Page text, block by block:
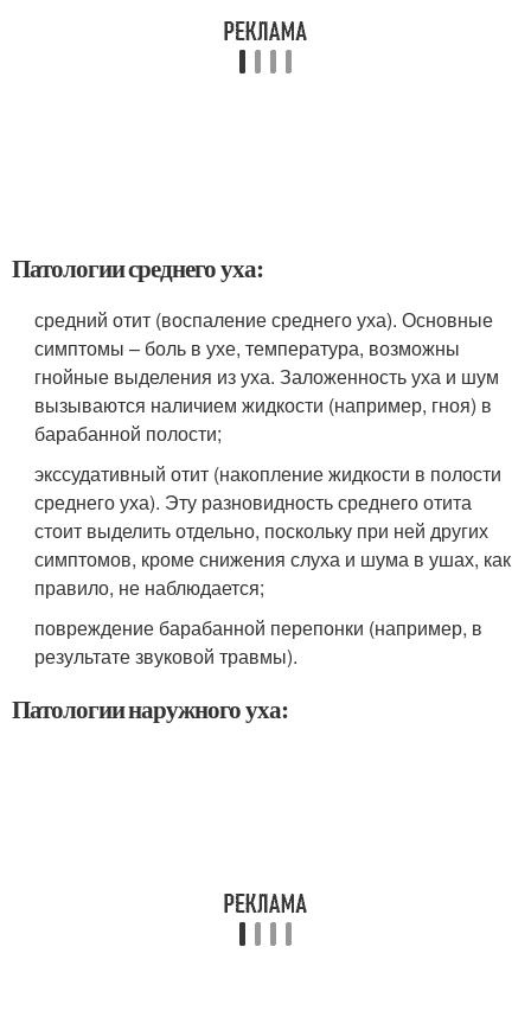
Патологии среднего уха:
средний отит (воспаление среднего уха). Основные
симптомы – боль в ухе, температура, возможны
гнойные выделения из уха. Заложенность уха и шум
вызываются наличием жидкости (например, гноя) в
барабанной полости;
экссудативный отит (накопление жидкости в полости
среднего уха). Эту разновидность среднего отита
стоит выделить отдельно, поскольку при ней других
симптомов, кроме снижения слуха и шума в ушах, как
правило, не наблюдается;
повреждение барабанной перепонки (например, в
результате звуковой травмы).
Патологии наружного уха: